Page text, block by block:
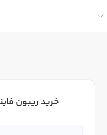
خرید ریبون